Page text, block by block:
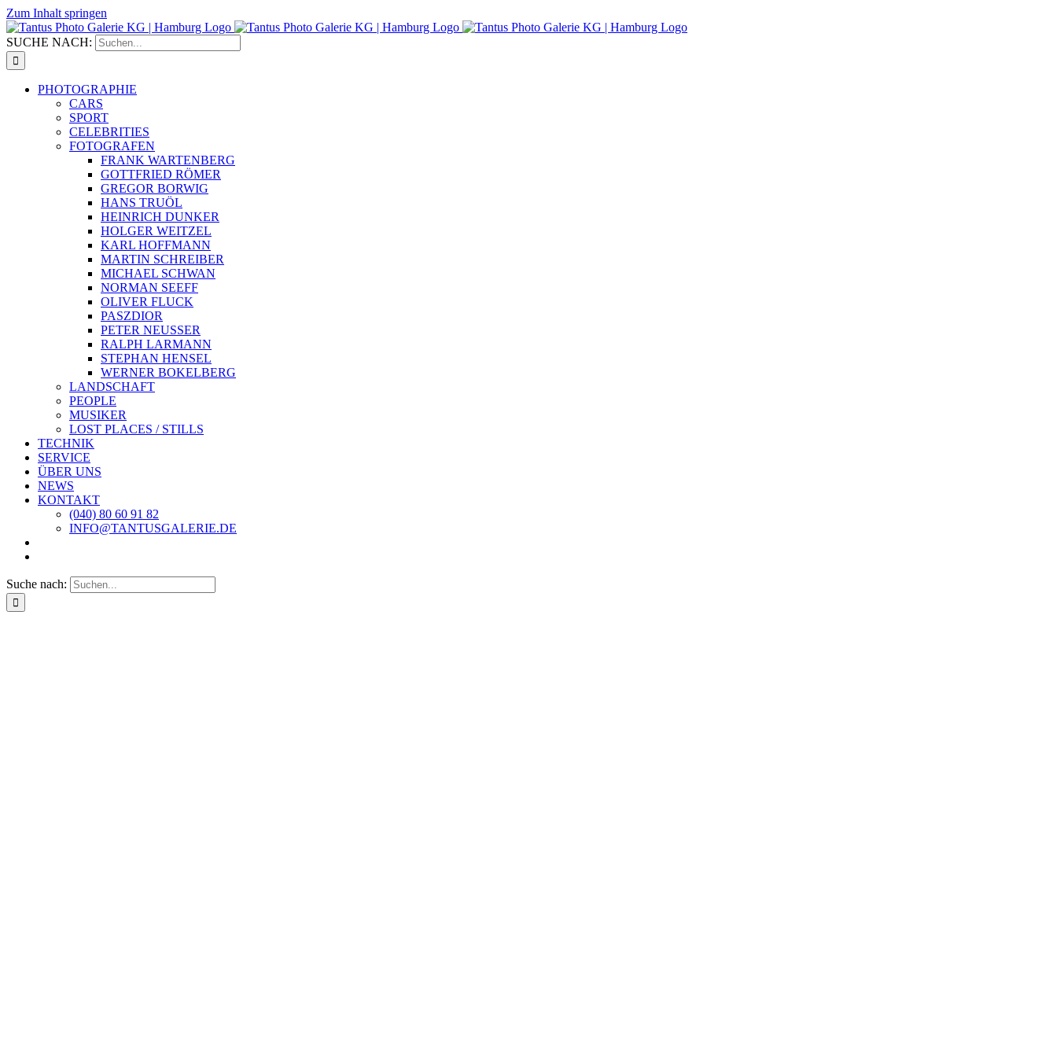
Zum Inhalt springen
SUCHE NACH:
PHOTOGRAPHIE
CARS
SPORT
CELEBRITIES
FOTOGRAFEN
FRANK WARTENBERG
GOTTFRIED RÖMER
GREGOR BORWIG
HANS TRUÖL
HEINRICH DUNKER
HOLGER WEITZEL
KARL HOFFMANN
MARTIN SCHREIBER
MICHAEL SCHWAN
NORMAN SEEFF
OLIVER FLUCK
PASZDIOR
PETER NEUSSER
RALPH LARMANN
STEPHAN HENSEL
WERNER BOKELBERG
LANDSCHAFT
PEOPLE
MUSIKER
LOST PLACES / STILLS
TECHNIK
SERVICE
ÜBER UNS
NEWS
KONTAKT
(040) 80 60 91 82
INFO@TANTUSGALERIE.DE
Suche nach: